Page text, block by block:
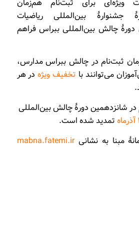
ویژه‌ای برای ثبت‌نام هم‌زمان
جشنوارۀ بین‌المللی رياضيات
دورۀ چالش بین‌المللی ببراس فراهم
ثبت‌نام در چالش ببراس مدارس،
می‌توانند با تخفیف ویژهدر هر
در شانزدهمین دورۀ چالش بین‌المللی
تمدید شده است.
مبنا به نشانیmabna.fatemi.ir